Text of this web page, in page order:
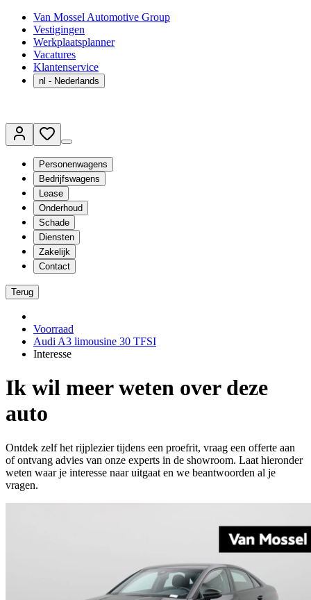
Van Mossel Automotive Group
Vestigingen
Werkplaatsplanner
Vacatures
Klantenservice
nl - Nederlands
Personenwagens
Bedrijfswagens
Lease
Onderhoud
Schade
Diensten
Zakelijk
Contact
Terug
Voorraad
Audi A3 limousine 30 TFSI
Interesse
Ik wil meer weten over deze
auto
Ontdek zelf het rijplezier tijdens een proefrit, vraag een offerte aan
of ontvang advies van onze experts in de showroom. Laat hieronder
weten waar je interesse naar uitgaat en we beantwoorden al je
vragen.